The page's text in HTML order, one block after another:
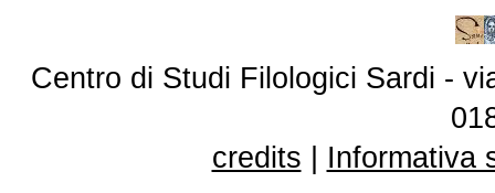
Centro di Studi Filologici Sardi -
credits
Informativa